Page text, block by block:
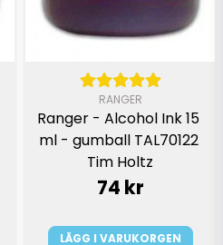
RANGER
Ranger - Alcohol Ink 15
ml - gumball TAL70122
Tim Holtz
74 kr
LÄGG I VARUKORGEN